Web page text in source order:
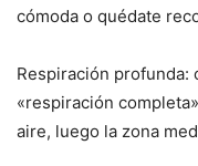
cómoda o quédate
Respiración profunda:
«respiración
aire, luego la zona